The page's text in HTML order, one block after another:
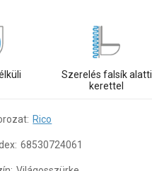
Szerelés falsík alatti
kerettel
Rico
68530724061